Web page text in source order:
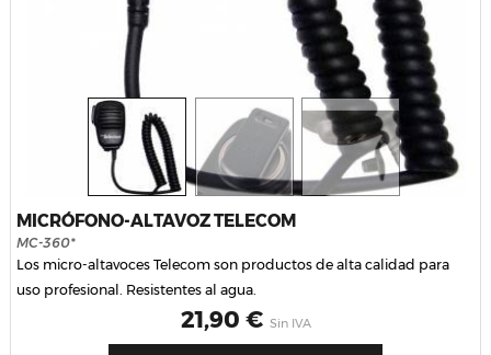
MICRÓFONO-ALTAVOZ TELECOM
MC-360*
Los micro-altavoces Telecom son productos de alta calidad para
uso profesional. Resistentes al agua.
Precio
21,90 € Sin IVA